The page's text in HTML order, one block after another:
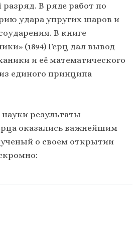
В ряде работ по
удара упругих шаров и
В книге
(1894) Герц дал вывод
и её математического
единого принципа
результаты
оказались важнейшим
о своем открытии